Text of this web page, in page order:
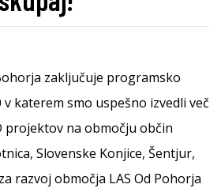
zaključuje programsko
katerem smo uspešno izvedli več
projektov na območju občin
Slovenske Konjice, Šentjur,
razvoj območja LAS Od Pohorja